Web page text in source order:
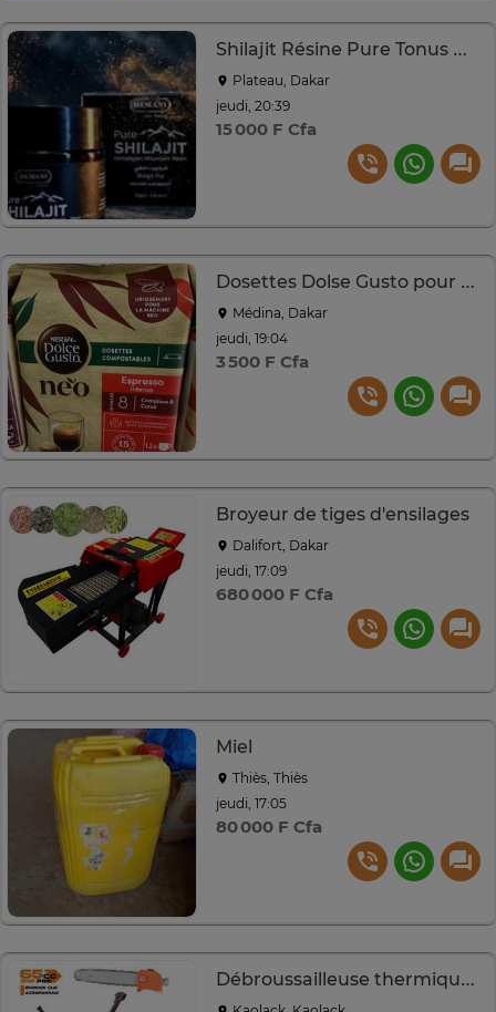
Shilajit Résine Pure Tonus Naturelle
Plateau, Dakar
jeudi, 20:39
15 000 F Cfa
Dosettes Dolse Gusto pour Machine NEO
Médina, Dakar
jeudi, 19:04
3 500 F Cfa
Broyeur de tiges d'ensilages
Dalifort, Dakar
jeudi, 17:09
680 000 F Cfa
Miel
Thiès, Thiès
jeudi, 17:05
80 000 F Cfa
Débroussailleuse thermique 52cc